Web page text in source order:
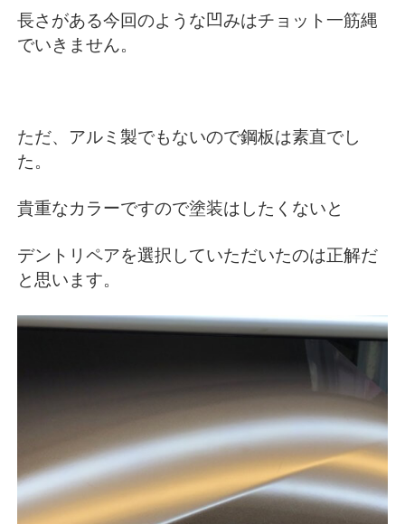
長さがある今回のような凹みはチョット一筋縄
でいきません。
ただ、アルミ製でもないので鋼板は素直でし
た。
貴重なカラーですので塗装はしたくないと
デントリペアを選択していただいたのは正解だ
と思います。